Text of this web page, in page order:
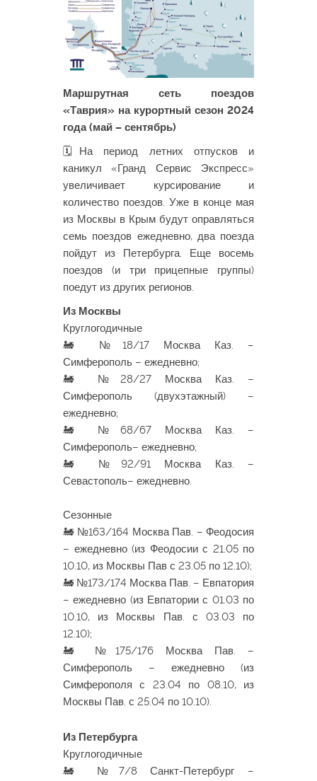
Маршрутная сеть поездов
«Таврия» на курортный сезон 2024
года (май – сентябрь)
🗓На период летних отпусков и
каникул «Гранд Сервис Экспресс»
увеличивает курсирование и
количество поездов. Уже в конце мая
из Москвы в Крым будут оправляться
семь поездов ежедневно, два поезда
пойдут из Петербурга. Еще восемь
поездов (и три прицепные группы)
поедут из других регионов.
Из Москвы
Круглогодичные
🚂 №18/17 Москва Каз. –
Симферополь – ежедневно;
🚂 №28/27 Москва Каз. –
Симферополь (двухэтажный) –
ежедневно;
🚂 №68/67 Москва Каз. –
Симферополь– ежедневно;
🚂 №92/91 Москва Каз. –
Севастополь– ежедневно.
Сезонные
🚂 №163/164 Москва Пав. – Феодосия
– ежедневно (из Феодосии с 21.05 по
10.10, из Москвы Пав с 23.05 по 12.10);
🚂 №173/174 Москва Пав. – Евпатория
– ежедневно (из Евпатории с 01.03 по
10.10, из Москвы Пав. с 03.03 по
12.10);
🚂 №175/176 Москва Пав. –
Симферополь – ежедневно (из
Симферополя с 23.04 по 08.10, из
Москвы Пав. с 25.04 по 10.10).
Из Петербурга
Круглогодичные
🚂 №7/8 Санкт-Петербург –